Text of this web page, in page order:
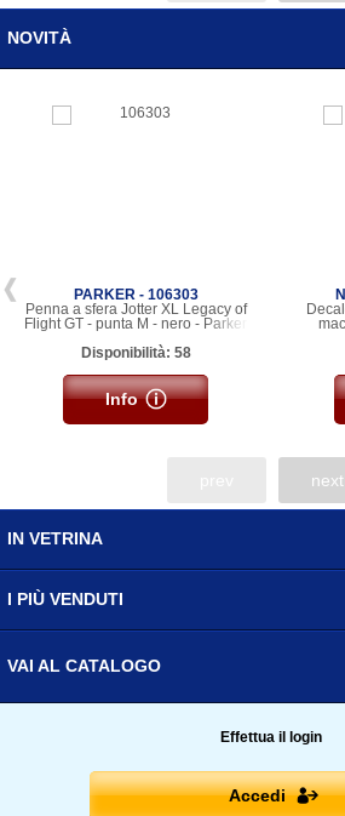
NOVITÀ
PARKER - 106303
Penna a sfera Jotter XL Legacy of
Flight GT - punta M - nero - Parker
Disponibilità: 58
Info
next
IN VETRINA
I PIÙ VENDUTI
VAI AL CATALOGO
Effettua il login
Accedi